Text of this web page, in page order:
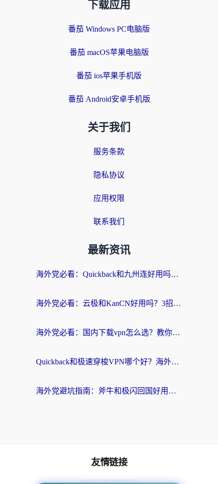
下载应用
番茄 Windows PC电脑版
番茄 macOS苹果电脑版
番茄 ios苹果手机版
番茄 Android安卓手机版
关于我们
服务条款
隐私协议
应用权限
联系我们
最新资讯
海外党必看：Quickback和九州连好用吗？3步选对回国加速器实现无缝刷国内资源
海外党必看：云极和KanCN好用吗？3招教你选对回国加速器（附免费VPN避坑指南）
海外党必看：国内下载vpn怎么选？教你无缝访问国内资源的实用指南
Quickback和极速穿梭VPN哪个好？海外党亲测3招选对回国加速器，看这篇就够了
海外党避坑指南：斧牛和极闪回国好用吗？选对加速器才能无缝刷剧玩游戏
友情链接